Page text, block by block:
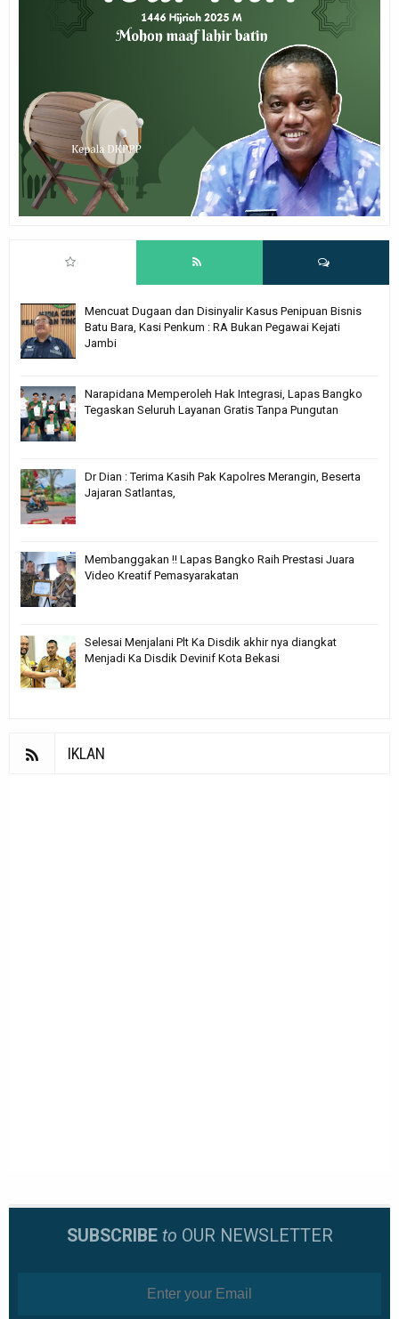
Mencuat Dugaan dan Disinyalir Kasus Penipuan Bisnis
Batu Bara, Kasi Penkum : RA Bukan Pegawai Kejati
Jambi
Narapidana Memperoleh Hak Integrasi, Lapas Bangko
Tegaskan Seluruh Layanan Gratis Tanpa Pungutan
Dr Dian : Terima Kasih Pak Kapolres Merangin, Beserta
Jajaran Satlantas,
Membanggakan !! Lapas Bangko Raih Prestasi Juara
Video Kreatif Pemasyarakatan
Selesai Menjalani Plt Ka Disdik akhir nya diangkat
Menjadi Ka Disdik Devinif Kota Bekasi
IKLAN
SUBSCRIBE to OUR NEWSLETTER